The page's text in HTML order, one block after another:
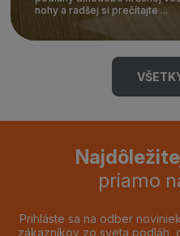
nohy a radšej si prečítajte ...
priamo
Prihláste sa na odber
zákazníkov zo sveta podláh,